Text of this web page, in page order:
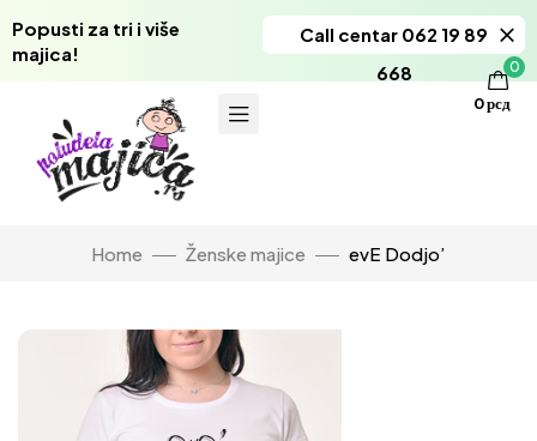
Popusti za tri i više
majica!
Call centar 062 19 89
668
0
0рсд
Home Ženske majice evE Dodjo’